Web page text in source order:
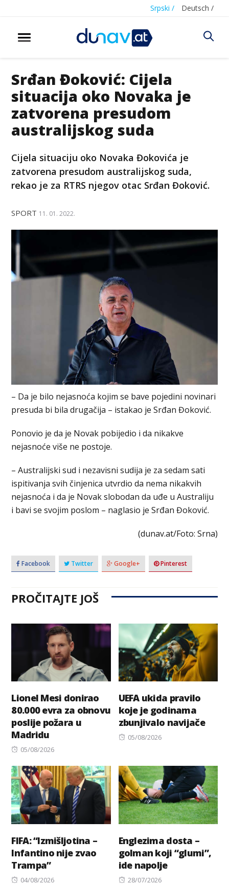
Srpski / Deutsch /
Srđan Đoković: Cijela
situacija oko Novaka je
zatvorena presudom
australijskog suda
Cijela situaciju oko Novaka Đokovića je
zatvorena presudom australijskog suda,
rekao je za RTRS njegov otac Srđan Đoković.
SPORT 11. 01. 2022.
– Da je bilo nejasnoća kojim se bave pojedini novinari
presuda bi bila drugačija – istakao je Srđan Đoković.
Ponovio je da je Novak pobijedio i da nikakve
nejasnoće više ne postoje.
– Australijski sud i nezavisni sudija je za sedam sati
ispitivanja svih činjenica utvrdio da nema nikakvih
nejasnoća i da je Novak slobodan da uđe u Australiju
i bavi se svojim poslom – naglasio je Srđan Đoković.
(dunav.at/Foto: Srna)
Facebook Twitter Google+ Pinterest
PROČITAJTE JOŠ
Lionel Mesi donirao
80.000 evra za obnovu
poslije požara u
Madridu
Posted
05/08/2026
UEFA ukida pravilo
koje je godinama
zbunjivalo navijače
Posted
05/08/2026
FIFA: “Izmišljotina –
Infantino nije zvao
Trampa”
Posted
04/08/2026
Englezima dosta –
golman koji “glumi”,
ide napolje
Posted
28/07/2026